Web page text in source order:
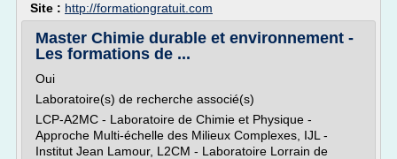
Site : http://formationgratuit.com
Master Chimie durable et environnement -
Les formations de ...
Oui
Laboratoire(s) de recherche associé(s)
LCP-A2MC - Laboratoire de Chimie et Physique -
Approche Multi-échelle des Milieux Complexes, IJL -
Institut Jean Lamour, L2CM - Laboratoire Lorrain de